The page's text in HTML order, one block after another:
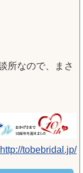
所なので、まさ
tobebridal.jp/